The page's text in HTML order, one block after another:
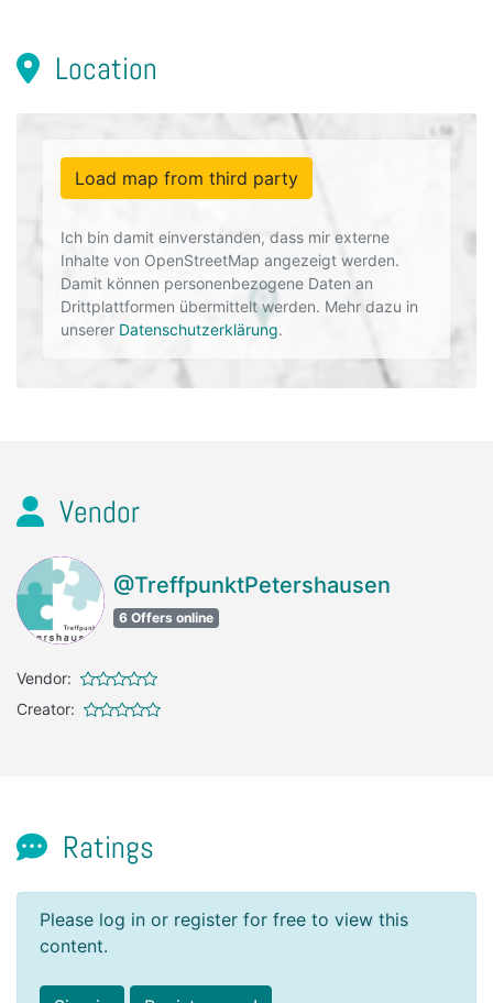
Location
Load map from third party
Ich bin damit einverstanden, dass mir externe
Inhalte von OpenStreetMap angezeigt werden.
Damit können personenbezogene Daten an
Drittplattformen übermittelt werden. Mehr dazu in
unserer Datenschutzerklärung.
Vendor
@TreffpunktPetershausen
6 Offers online
Vendor:
Creator:
Ratings
Please log in or register for free to view this
content.